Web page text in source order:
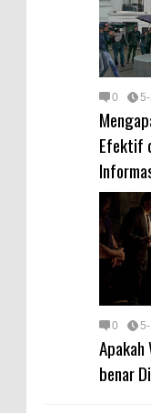
0
Efektif
0
benar